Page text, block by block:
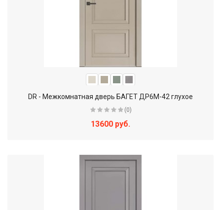
DR - Межкомнатная дверь БАГЕТ ДР6М-42 глухое
(0)
13600 руб.